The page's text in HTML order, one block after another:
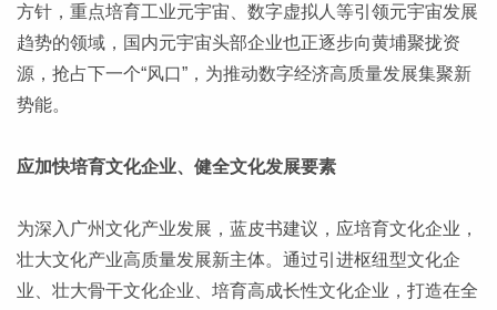
方针，重点培育工业元宇宙、数字虚拟人等引领元宇宙发展
趋势的领域，国内元宇宙头部企业也正逐步向黄埔聚拢资
源，抢占下一个“风口”，为推动数字经济高质量发展集聚新
势能。
应加快培育文化企业、健全文化发展要素
为深入广州文化产业发展，蓝皮书建议，应培育文化企业，
壮大文化产业高质量发展新主体。通过引进枢纽型文化企
业、壮大骨干文化企业、培育高成长性文化企业，打造在全